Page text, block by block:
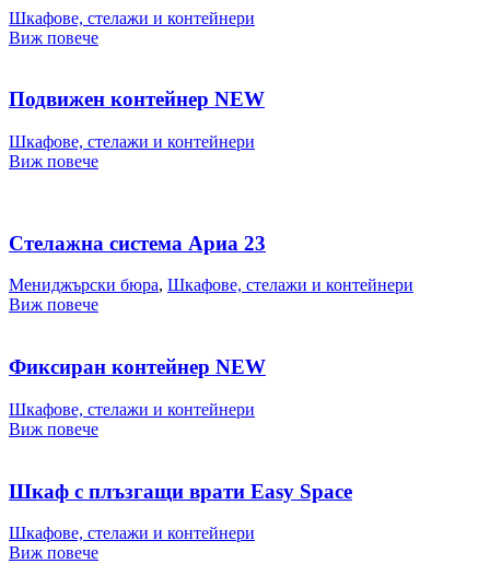
Шкафове, стелажи и контейнери
Виж повече
Подвижен контейнер NEW
Шкафове, стелажи и контейнери
Виж повече
Стелажна система Ариа 23
Мениджърски бюра, Шкафове, стелажи и контейнери
Виж повече
Фиксиран контейнер NEW
Шкафове, стелажи и контейнери
Виж повече
Шкаф с плъзгащи врати Easy Space
Шкафове, стелажи и контейнери
Виж повече